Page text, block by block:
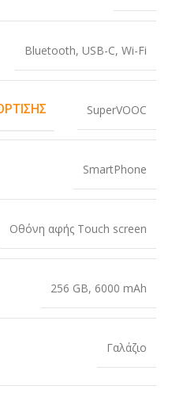
Bluetooth, USB-C, Wi-Fi
SuperVOOC
SmartPhone
Οθόνη αφής Touch screen
256 GB, 6000 mAh
Γαλάζιο